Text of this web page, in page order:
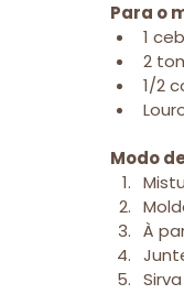
Para o
1
2
1/2
Modo
À